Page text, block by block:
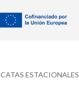
CATAS ESTACIONALES